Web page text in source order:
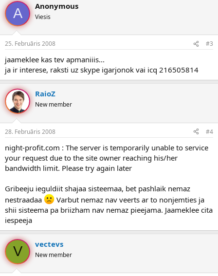
A Anonymous
Viesis
25. Februāris 2008 #3
jaameklee kas tev apmaniiis...
ja ir interese, raksti uz skype igarjonok vai icq 216505814
RaioZ
New member
28. Februāris 2008 #4
night-profit.com : The server is temporarily unable to service
your request due to the site owner reaching his/her
bandwidth limit. Please try again later
Gribeeju ieguldiit shajaa sisteemaa, bet pashlaik nemaz
nestraadaa
Varbut nemaz nav veerts ar to nonjemties ja
shii sisteema pa briizham nav nemaz pieejama. Jaameklee cita
iespeeja
V vectevs
New member